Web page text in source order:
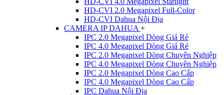
HD-CVI 2.0 Megapixel Full-Color
HD-CVI Dahua Nội Địa
CAMERA IP DAHUA +
IPC 2.0 Megapixel Dòng Giá Rẻ
IPC 4.0 Megapixel Dòng Giá Rẻ
IPC 2.0 Megapixel Dòng Chuyên Nghiệp
IPC 4.0 Megapixel Dòng Chuyên Nghiệp
IPC 2.0 Megapixel Dòng Cao Cấp
IPC 4.0 Megapixel Dòng Cao Cấp
IPC Dahua Nội Địa